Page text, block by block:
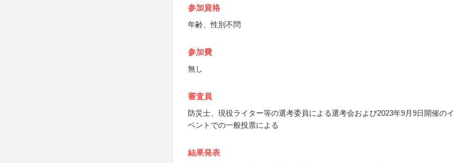
参加資格
年齢、性別不問
参加費
無し
審査員
防災士、現役ライター等の選考委員による選考会および2023年9月9日開催のイ
ベントでの一般投票による
結果発表